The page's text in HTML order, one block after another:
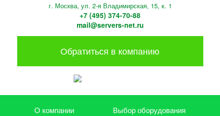
г. Москва, ул. 2-я Владимирская, 15, к. 1
+7 (495) 374-70-88
mail@servers-net.ru
Обратиться в компанию
О компании
Выбор оборудования